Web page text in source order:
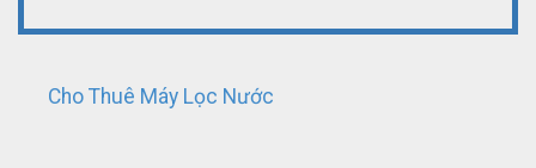
Cho Thuê Máy Lọc Nước